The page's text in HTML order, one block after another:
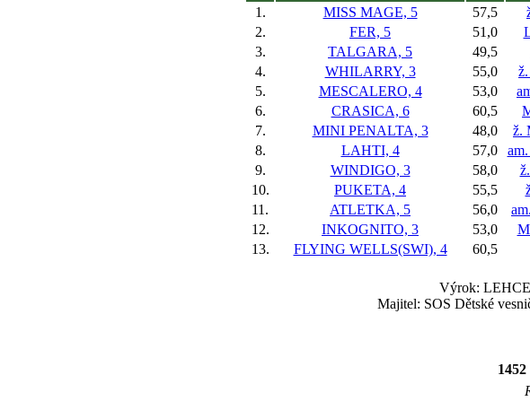
1.
MISS MAGE, 5 57,5
2.
FER, 5 51,0
3.
TALGARA, 5 49,5
4.
WHILARRY, 3 55,0
5.
MESCALERO, 4 53,0
6.
CRASICA, 6 60,5
7.
MINI PENALTA, 3 48,0 ž.
8.
LAHTI, 4 57,0
9.
WINDIGO, 3 58,0
10.
PUKETA, 4 55,5
11.
ATLETKA, 5 56,0
12.
INKOGNITO, 3 53,0
13.
FLYING WELLS(SWI), 4 60,5
Výrok: LEHCE
Majitel: SOS Dětské